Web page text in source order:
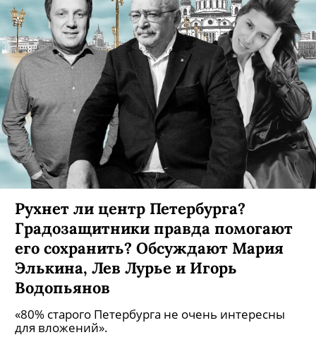
Рухнет ли центр Петербурга?
Градозащитники правда помогают
его сохранить? Обсуждают Мария
Элькина, Лев Лурье и Игорь
Водопьянов
«80% старого Петербурга не очень интересны
для вложений».